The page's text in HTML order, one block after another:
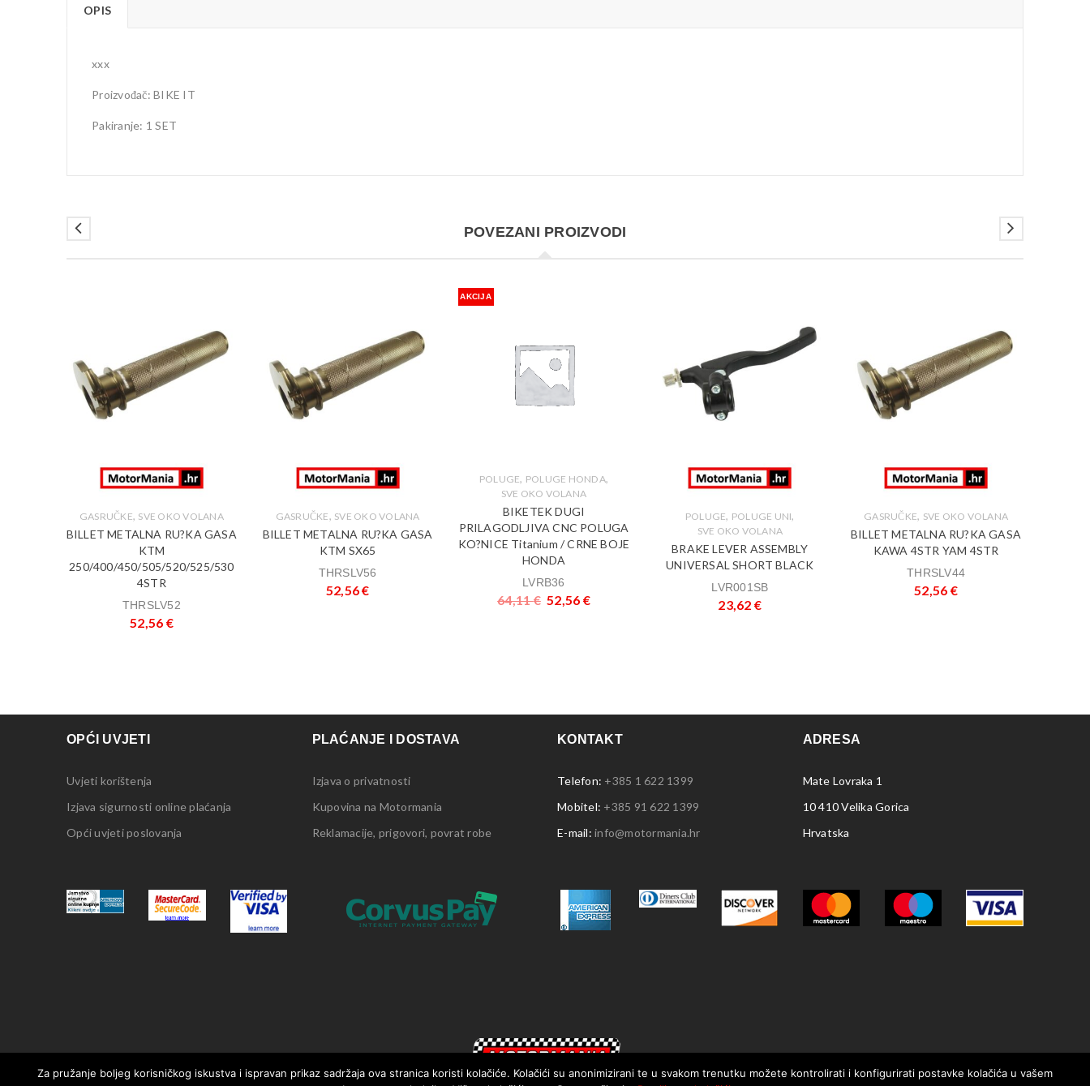
OPIS
xxx
Proizvođač: BIKE IT
Pakiranje: 1 SET
POVEZANI PROIZVODI
GASRUČKE, SVE OKO VOLANA
BILLET METALNA RU?KA GASA
KTM
250/400/450/505/520/525/530
4STR
THRSLV52
52,56 €
GASRUČKE, SVE OKO VOLANA
BILLET METALNA RU?KA GASA
KTM SX65
THRSLV56
52,56€
AKCIJA
POLUGE, POLUGE HONDA,
SVE OKO VOLANA
BIKETEK DUGI
PRILAGODLJIVA CNC POLUGA
KO?NICE Titanium / CRNE BOJE
HONDA
LVRB36
64,11€ 52,56 €
POLUGE, POLUGE UNI,
SVE OKO VOLANA
BRAKE LEVER ASSEMBLY
UNIVERSAL SHORT BLACK
LVR001SB
23,62 €
GASRUČKE, SVE OKO VOLANA
BILLET METALNA RU?KA GASA
KAWA 4STR YAM 4STR
THRSLV44
52,56 €
OPĆI UVJETI
Uvjeti korištenja
Izjava sigurnosti online plaćanja
Opći uvjeti poslovanja
PLAĆANJE I DOSTAVA
Izjava o privatnosti
Kupovina na Motormania
Reklamacije, prigovori, povrat robe
KONTAKT
Telefon: +385 1 622 1399
Mobitel: +385 91 622 1399
E-mail: info@motormania.hr
ADRESA
Mate Lovraka 1
10 410 Velika Gorica
Hrvatska
Za pružanje boljeg korisničkog iskustva i ispravan prikaz sadržaja ova stranica koristi kolačiće. Kolačići su anonimizirani te u svakom trenutku možete kontrolirati i konfigurirati postavke kolačića u vašem